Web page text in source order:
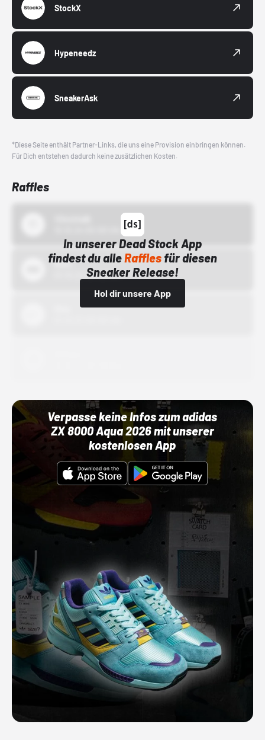
StockX
Hypeneedz
SneakerAsk
*Diese Seite enthält Partner-Links, die uns eine Provision einbringen können.
Für Dich entstehen dadurch keine zusätzlichen Kosten.
Raffles
In unserer Dead Stock App
findest du alleRafflesfür diesen
Sneaker Release!
Hol dir unsere App
Bstn
01.10.22 00:00 Uhr
Verpasse keine Infos zum adidas
ZX 8000 Aqua 2026 mit unserer
kostenlosen App